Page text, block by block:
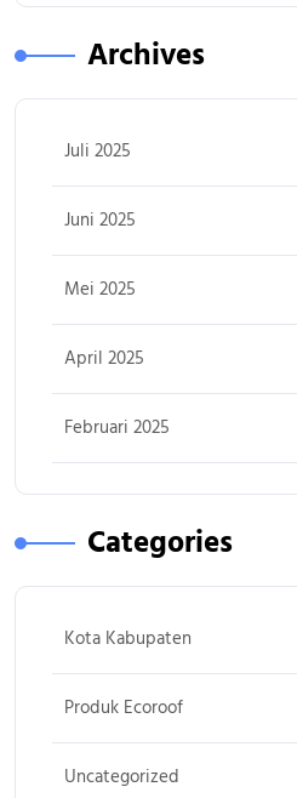
Archives
Juli 2025
Juni 2025
Mei 2025
April 2025
Februari 2025
Categories
Kota Kabupaten
Produk Ecoroof
Uncategorized